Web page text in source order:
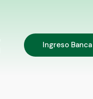
Ingreso